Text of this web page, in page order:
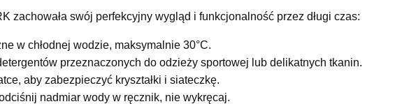
zachowała swój perfekcyjny wygląd i funkcjonalność przez długi czas:
w chłodnej wodzie, maksymalnie 30°C.
przeznaczonych do odzieży sportowej lub delikatnych tkanin.
aby zabezpieczyć kryształki i siateczkę.
nadmiar wody w ręcznik, nie wykręcaj.